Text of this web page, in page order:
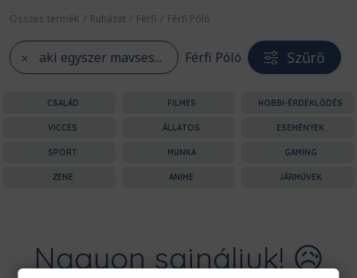
Összes termék / Ruházat / Férfi / Férfi Póló
aki egyszer mavses... Férfi Póló Szűrő
CSALÁD FILMES HOBBI-ÉRDEKLŐDÉS
VICCES ÁLLATOS ESEMÉNYEK
SPORT MUNKA GAMING
ZENE ANIME JÁRMŰVEK
Nagyon sajnáljuk! 😥